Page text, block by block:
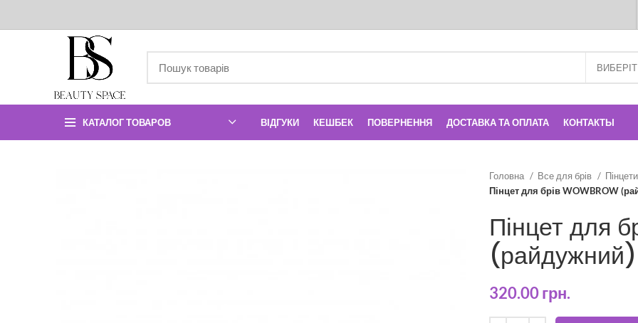
КАТАЛОГ ТОВАРОВ ВІДГУКИ КЕШБЕК ПОВЕРНЕННЯ ДОСТАВКА ТА ОПЛАТА КОНТАКТЫ
Головна Все для брів
Пінцет для брів WOWBROW
Пінцет для
(райдужний)
320.00грн.